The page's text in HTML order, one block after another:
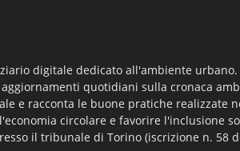
digitale dedicato all'ambiente
quotidiani sulla cronaca
e racconta le buone pratiche realizzate
circolare e favorire l'inclusione
il tribunale di Torino (iscrizione n. 58